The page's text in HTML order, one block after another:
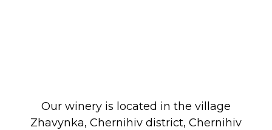
Our winery is located in the village
Zhavynka, Chernihiv district, Chernihiv